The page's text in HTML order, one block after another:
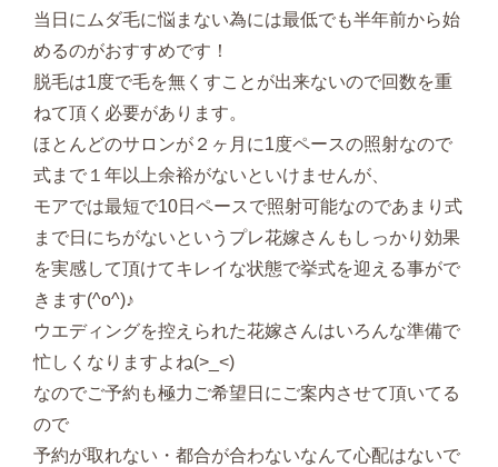
当日にムダ毛に悩まない為には最低でも半年前から始
めるのがおすすめです！
脱毛は1度で毛を無くすことが出来ないので回数を重
ねて頂く必要があります。
ほとんどのサロンが２ヶ月に1度ペースの照射なので
式まで１年以上余裕がないといけませんが、
モアでは最短で10日ペースで照射可能なのであまり式
まで日にちがないというプレ花嫁さんもしっかり効果
を実感して頂けてキレイな状態で挙式を迎える事がで
きます(^o^)♪
ウエディングを控えられた花嫁さんはいろんな準備で
忙しくなりますよね(>_<)
なのでご予約も極力ご希望日にご案内させて頂いてる
ので
予約が取れない・都合が合わないなんて心配はないで